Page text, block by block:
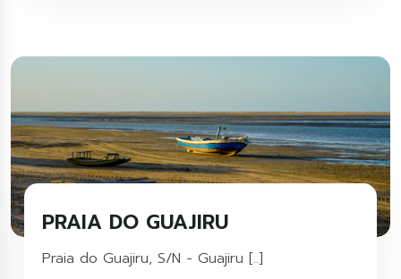
PRAIA DO GUAJIRU
Praia do Guajiru, S/N - Guajiru [..]